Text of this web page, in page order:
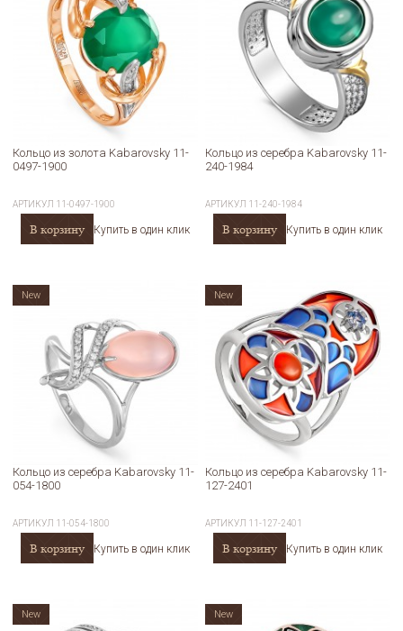
Кольцо из золота Kabarovsky 11-
0497-1900
АРТИКУЛ 11-0497-1900
В корзину Купить в один клик
Кольцо из серебра Kabarovsky 11-
240-1984
АРТИКУЛ 11-240-1984
В корзину Купить в один клик
Кольцо из серебра Kabarovsky 11-
054-1800
АРТИКУЛ 11-054-1800
В корзину Купить в один клик
New
Кольцо из серебра Kabarovsky 11-
127-2401
АРТИКУЛ 11-127-2401
В корзину Купить в один клик
New
New New